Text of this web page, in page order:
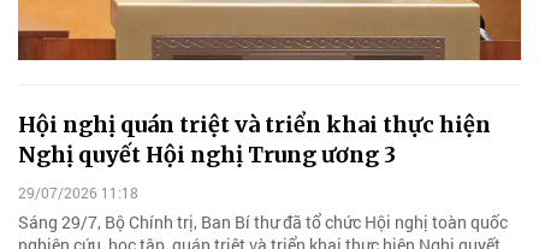
Hội nghị quán triệt và triển khai thực hiện
Nghị quyết Hội nghị Trung ương 3
29/07/2026 11:18
Sáng 29/7, Bộ Chính trị, Ban Bí thư đã tổ chức Hội nghị toàn quốc
nghiên cứu, học tập, quán triệt và triển khai thực hiện Nghị quyết